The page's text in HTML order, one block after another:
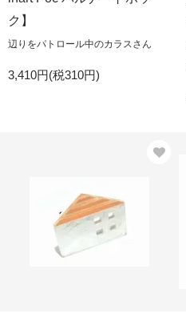
ク】
辺りをパトロール中のカラスさん
3,410円(税310円)